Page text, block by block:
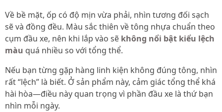
Về bề mặt, ốp có độ mịn vừa phải, nhìn tương đối sạch
sẽ và đồng đều. Màu sắc thiên về tông nhựa chuẩn theo
cụm đầu xe, nên khi lắp vào sẽ không nổi bật kiểu lệch
màu quá nhiều so với tổng thể.
Nếu bạn từng gặp hàng linh kiện không đúng tông, nhìn
rất “lệch” là biết. Ở sản phẩm này, cảm giác tổng thể khá
hài hòa—điều này quan trọng vì phần đầu xe là thứ bạn
nhìn mỗi ngày.